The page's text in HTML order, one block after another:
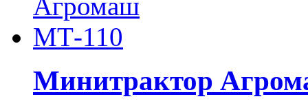
Минитрактор